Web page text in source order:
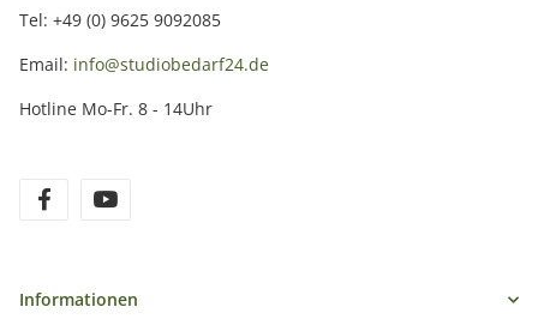
Tel: +49 (0) 9625 9092085
Email: info@studiobedarf24.de
Hotline Mo-Fr. 8 - 14Uhr
Informationen